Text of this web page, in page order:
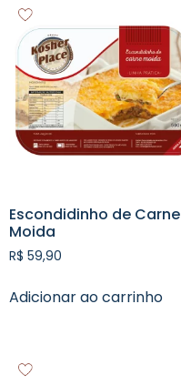
Escondidinho de Carne
Moida
R$ 59,90
Adicionar ao carrinho